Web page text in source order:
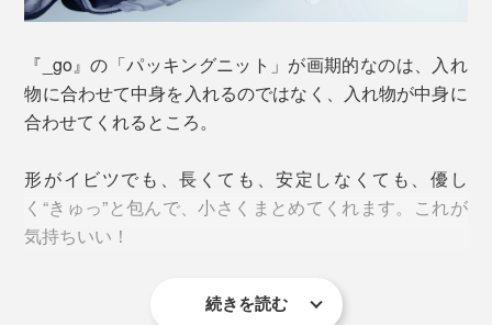
『_go』の「パッキングニット」が画期的なのは、入れ
物に合わせて中身を入れるのではなく、入れ物が中身に
合わせてくれるところ。
形がイビツでも、長くても、安定しなくても、優し
く“きゅっ”と包んで、小さくまとめてくれます。これが
気持ちいい！
続きを読む